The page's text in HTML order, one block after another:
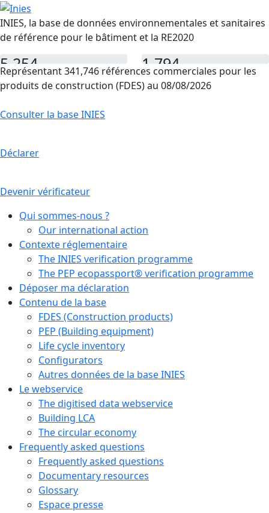
INIES, la base de données environnementales et sanitaires
de référence pour le bâtiment et la RE2020
5,254
FDES
1,794
PEP
Représentant 341,746 références commerciales pour les
produits de construction (FDES) au 08/08/2026
Consulter la base INIES
Déclarer
Devenir vérificateur
Qui sommes-nous ?
Our international action
Contexte réglementaire
The INIES verification programme
The PEP ecopassport® verification programme
Déposer ma déclaration
Contenu de la base
FDES (Construction products)
PEP (Building equipment)
Life cycle inventory
Configurators
Autres données de la base INIES
Le webservice
The digitised data webservice
Building LCA
The circular economy
Frequently asked questions
Frequently asked questions
Documentary resources
Glossary
Espace presse